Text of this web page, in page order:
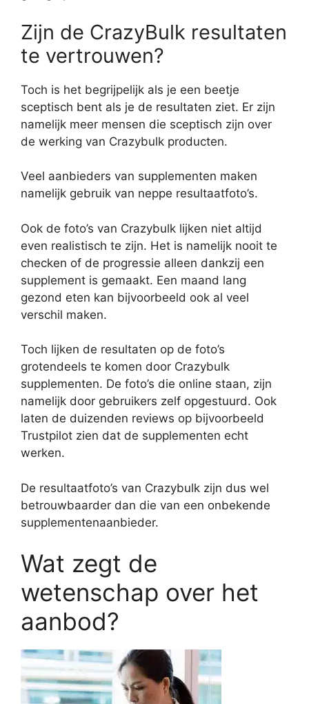
Zijn de CrazyBulk resultaten
te vertrouwen?
Toch is het begrijpelijk als je een beetje
sceptisch bent als je de resultaten ziet. Er zijn
namelijk meer mensen die sceptisch zijn over
de werking van Crazybulk producten.
Veel aanbieders van supplementen maken
namelijk gebruik van neppe resultaatfoto’s.
Ook de foto’s van Crazybulk lijken niet altijd
even realistisch te zijn. Het is namelijk nooit te
checken of de progressie alleen dankzij een
supplement is gemaakt. Een maand lang
gezond eten kan bijvoorbeeld ook al veel
verschil maken.
Toch lijken de resultaten op de foto’s
grotendeels te komen door Crazybulk
supplementen. De foto’s die online staan, zijn
namelijk door gebruikers zelf opgestuurd. Ook
laten de duizenden reviews op bijvoorbeeld
Trustpilot zien dat de supplementen echt
werken.
De resultaatfoto’s van Crazybulk zijn dus wel
betrouwbaarder dan die van een onbekende
supplementenaanbieder.
Wat zegt de
wetenschap over het
aanbod?